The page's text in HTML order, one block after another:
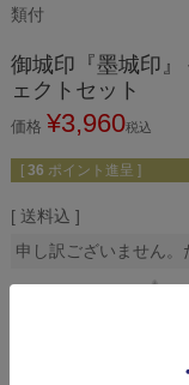
類付
御城印『墨城印
ェクトセット
価格 ¥3,960税込
[ 36 ポイント進呈 ]
送料込
申し訳ございません。